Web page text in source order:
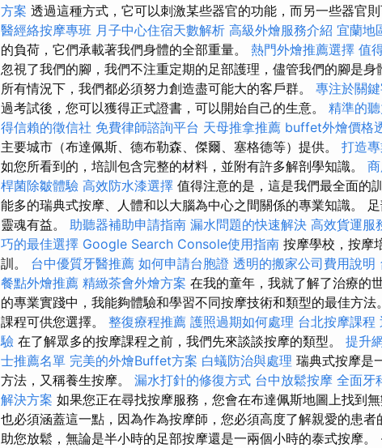
方案 透過這種方式，它可以刺激某些器官的功能，而另一些器官
醫經絡按摩專班 月子中心住宿天數解析 高級外燴服務介紹 宜蘭地
的負荷，它們承載著我們身體的全部重量。 熱門外燴推薦選擇 值
忽視了我們的腳，我們不注重定期的足部護理，儘管我們的腳是
所有情況下，我們都必須努力創造盡可能大的客戶群。 專注於關
過考試後，您可以獲得正式證書，可以開始自己的生意。 精準的
得信賴的徵信社 免費律師諮詢平台 天母推拿推薦 buffet外燴價格
主要城市（布達佩斯、德布勒森、傑爾、塞格德等）提供。 打造
如您所看到的，培訓包含完整的材料，並附有許多解剖學知識。
桿菌除皺體驗 高效防水漆選擇 值得注意的是，這是我們最全面的
能多的瑞典式按摩、人體和以大腦為中心之間關係的專業知識。
靈魂有益。 助聽器補助申請指南 漏水問題的快速解決 高效貨運服
巧的最佳選擇 Google Search Console使用指南 按摩學校，按摩
訓。 台中優質牙醫推薦 如何申請台胞證 透明的搬家公司費用說明
餐點外燴推薦 精緻茶會外燴方案 在我的童年，我就了解了治療的
的專業實踐中，我能夠體驗和學習不同按摩技術和類型的最佳方
課程可供您選擇。 整復療程推薦 護照過期如何處理 台北按摩課程
驗 在了解眾多的按摩課程之前，我們先來談談按摩的類型。 提升
士推薦名單 完美的外燴Buffet方案 白蟻防治與處理 瑞典式按摩是
方法，又稱養生按摩。 漏水打針的修復方式 台中放鬆按摩 全面牙
解決方案 如果您正在尋找按摩服務，您會在布達佩斯地圖上找到
也必須涵蓋這一點，因為作為按摩師，您必須高度了解親愛的患
助您放鬆，無論是半小時的足部按摩還是一兩個小時的泰式按摩。